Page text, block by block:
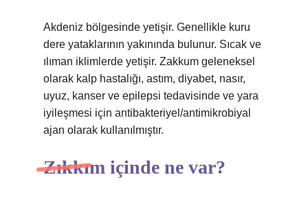
Akdeniz bölgesinde yetişir. Genellikle kuru
dere yataklarının yakınında bulunur. Sıcak ve
ılıman iklimlerde yetişir. Zakkum geleneksel
olarak kalp hastalığı, astım, diyabet, nasır,
uyuz, kanser ve epilepsi tedavisinde ve yara
iyileşmesi için antibakteriyel/antimikrobiyal
ajan olarak kullanılmıştır.
Zıkkım içinde ne var?